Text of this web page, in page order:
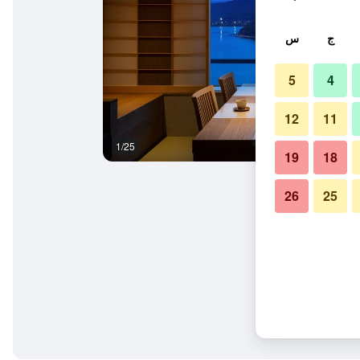
1/25
ج س
4
5
11
12
18
19
25
26